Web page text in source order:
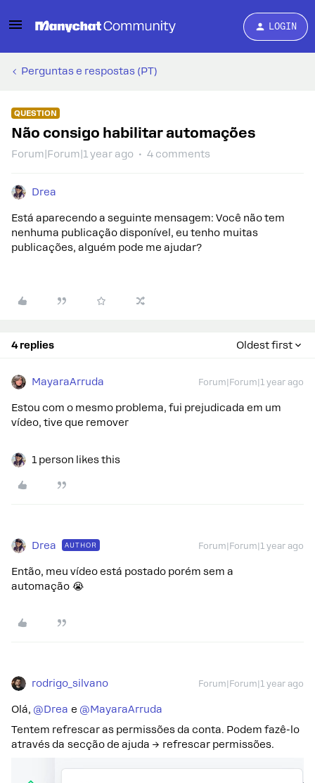
LOGIN
Perguntas e respostas (PT)
QUESTION
Não consigo habilitar automações
Forum|Forum|1 year ago 4 comments
Drea
Está aparecendo a seguinte mensagem: Você não tem
nenhuma publicação disponível, eu tenho muitas
publicações, alguém pode me ajudar?
4 replies Oldest first
MayaraArruda Forum|Forum|1 year ago
Estou com o mesmo problema, fui prejudicada em um
vídeo, tive que remover
1 person likes this
Drea AUTHOR Forum|Forum|1 year ago
Então, meu vídeo está postado porém sem a
automação 😭
rodrigo_silvano Forum|Forum|1 year ago
Olá, ​ @Drea e ​ @MayaraArruda
Tentem refrescar as permissões da conta. Podem fazê-lo
através da secção de ajuda → refrescar permissões.